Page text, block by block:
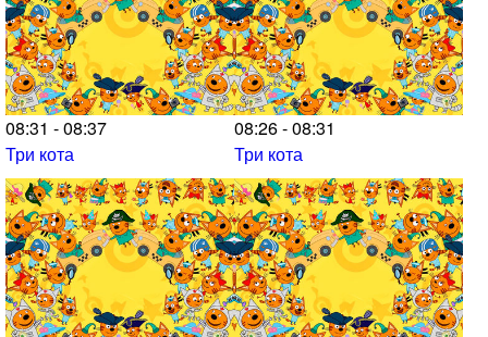
08:31 - 08:37
Три кота
08:26 - 08:31
Три кота